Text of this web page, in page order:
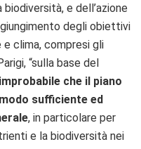
e dell’azione
degli obiettivi
e clima, compresi gli
“sulla base del
che il piano
sufficiente ed
, in particolare per
e la biodiversità nei